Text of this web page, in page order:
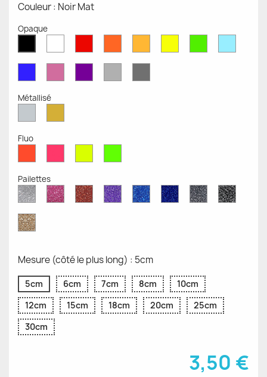
Couleur : Noir Mat
Opaque
Mat
Mat
Mat
Mat
Mate
OpaqueMat
Opaque
Mat
Mat
Mat
Clair
Foncé
Métallisé
MétalliséMétallique
Fluo
Fluo
Fluo
Fluo
Fluo
Pailettes
Diamant
Scintillant
Paillettes
Roses
Paillettes
Rouges
Paillettes
Violettes
Saphir
Bleu
Paillettes
Bleu
Gris
PailletéNoires
Paillettes
d'Or
Mesure (côté le plus long) : 5cm
5cm 6cm 7cm 8cm
10cm
12cm
15cm 18cm 20cm
25cm
30cm
3,50 €